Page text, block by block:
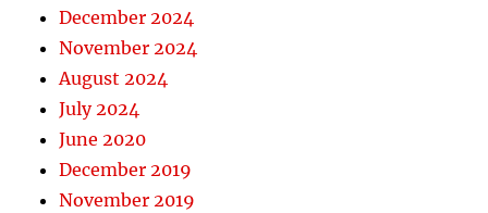
December 2024
November 2024
August 2024
July 2024
June 2020
December 2019
November 2019